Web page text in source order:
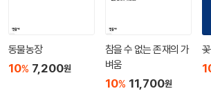
동물농장
10% 7,200원
참을 수 없는 존재의 가
벼움
10% 11,700원